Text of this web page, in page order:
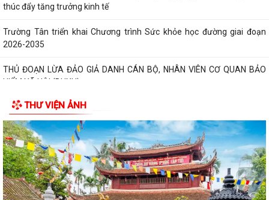
thúc đẩy tăng trưởng kinh tế
Trường Tân triển khai Chương trình Sức khỏe học đường giai đoạn
2026-2035
THỦ ĐOẠN LỪA ĐẢO GIẢ DANH CÁN BỘ, NHÂN VIÊN CƠ QUAN BẢO
HIỂM XÃ HỘI (BHXH)
Xã Trường Tân tăng cường phân loại chất thải rắn sinh hoạt tại nguồn,
thúc đẩy chuyển đổi xanh
Phát huy sức mạnh toàn xã hội trong kiểm soát mất cân bằng giới tính
khi sinh
Tăng cường quản lý điểm kinh doanh tự phát, bảo đảm an toàn phòng
cháy tại các chợ
THƯ VIỆN ẢNH